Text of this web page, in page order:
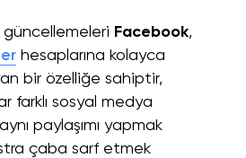
güncellemeleri Facebook,
hesaplarına kolayca
bir özelliğe sahiptir,
farklı sosyal medya
paylaşımı yapmak
çaba sarf etmek